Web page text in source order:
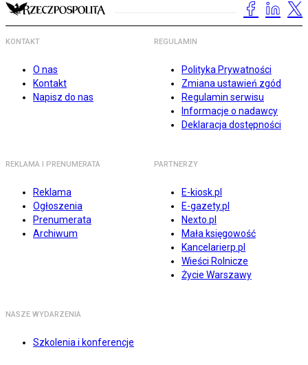
KONTAKT
O nas
Kontakt
Napisz do nas
REGULAMIN
Polityka Prywatności
Zmiana ustawień zgód
Regulamin serwisu
Informacje o nadawcy
Deklaracja dostępności
REKLAMA I PRENUMERATA
Reklama
Ogłoszenia
Prenumerata
Archiwum
PARTNERZY
E-kiosk.pl
E-gazety.pl
Nexto.pl
Mała księgowość
Kancelarierp.pl
Wieści Rolnicze
Życie Warszawy
NASZE WYDARZENIA
Szkolenia i konferencje